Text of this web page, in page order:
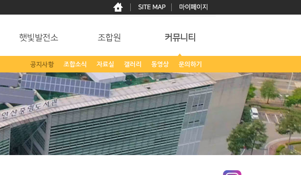
햇빛발전소 조합원 커뮤니티
공지사항 조합소식 자료실 갤러리 동영상 문의하기